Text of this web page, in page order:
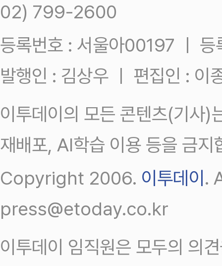
02) 799-2600
등록번호 : 서울아00197 ㅣ
발행인 : 김상우 ㅣ 편집인 : 이
이투데이의 모든 콘텐츠(기사)
재배포, AI학습 이용 등을 금지
Copyright 2006. 이투데이.
press@etoday.co.kr
이투데이 임직원은 모두의 의